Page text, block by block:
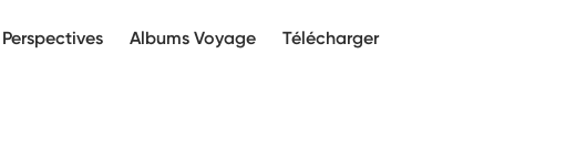
Perspectives Albums Voyage Télécharger